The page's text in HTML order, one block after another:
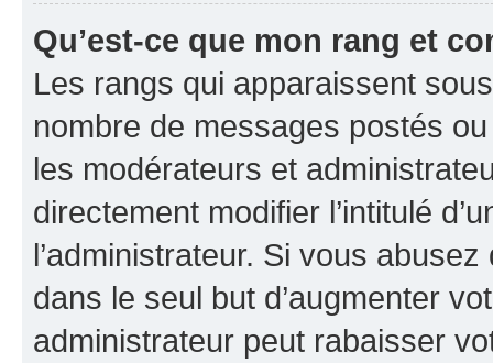
Qu’est-ce que mon rang et
Les rangs qui apparaissent
nombre de messages postés
les modérateurs et
directement modifier l’intitulé
l’administrateur. Si vous
dans le seul but d’augmenter
administrateur peut rabaisser